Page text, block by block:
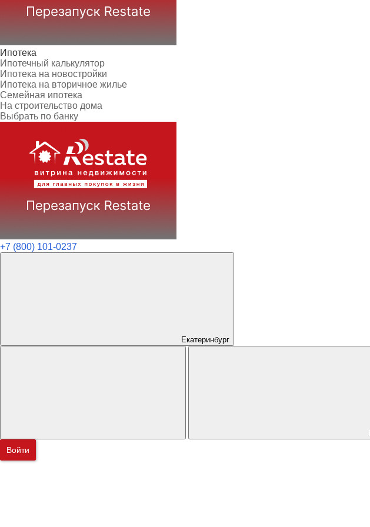
Ипотека
Ипотечный калькулятор
Ипотека на новостройки
Ипотека на вторичное жилье
Семейная ипотека
На строительство дома
Выбрать по банку
+7 (800) 101-0237
Екатеринбург
Войти